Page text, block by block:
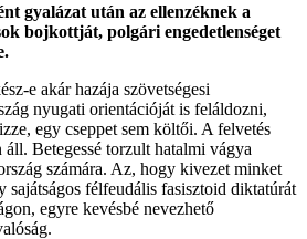
gyalázat után az ellenzéknek a
bojkottját, polgári engedetlenséget
e akár hazája szövetségesi
nyugati orientációját is feláldozni,
egy cseppet sem költői. A felvetés
áll. Betegessé torzult hatalmi vágya
számára. Az, hogy kivezet minket
sajátságos félfeudális fasisztoid diktatúrát
egyre kevésbé nevezhető